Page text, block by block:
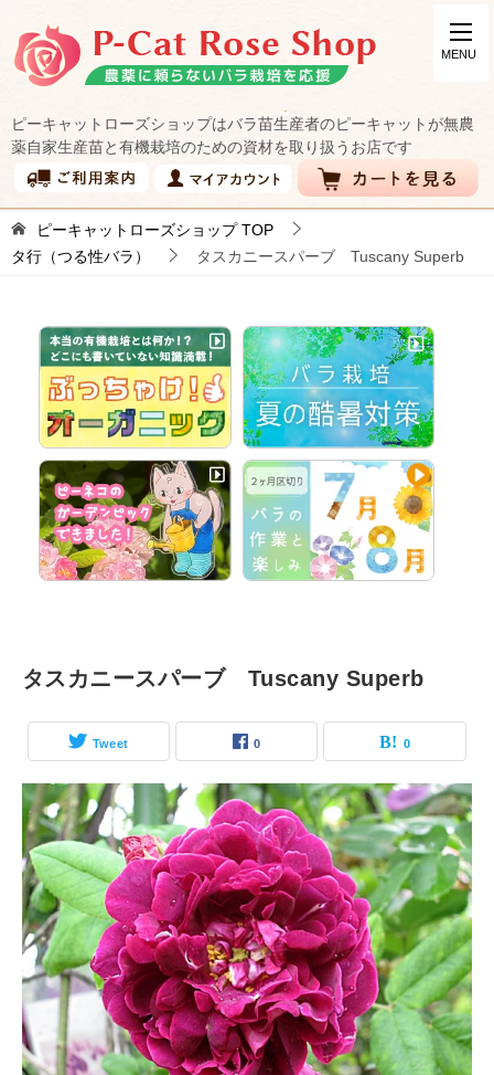
ピーキャットローズショップはバラ苗生産者のピーキャットが無農
薬自家生産苗と有機栽培のための資材を取り扱うお店です
ピーキャットローズショップTOP
タ行（つる性バラ）
タスカニースパーブ Tuscany Superb
タスカニースパーブ Tuscany Superb
Tweet 0 0